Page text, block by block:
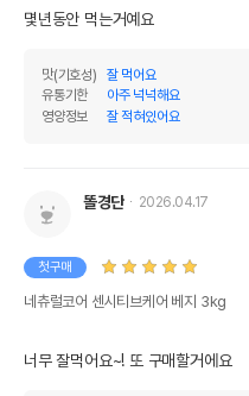
몇년동안 먹는거예요
맛(기호성)
잘 먹어요
유통기한
아주 넉넉해요
영양정보
잘 적혀있어요
똘경단 2026.04.17
첫구매
네츄럴코어 센시티브케어 베지 3kg
너무 잘먹어요~! 또 구매할거에요